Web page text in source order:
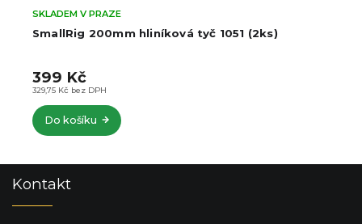
SmallRig 200mm hliníková tyč 1051 (2ks)
SKLADEM V PRAZE
329,75 Kč bez DPH
399 Kč
Do košíku
Kontakt